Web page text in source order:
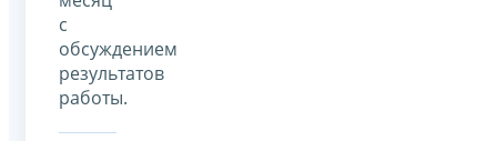
с
обсуждением
результатов
работы.